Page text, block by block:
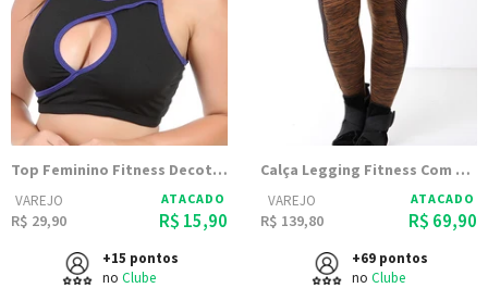
Top Feminino Fitness Decote Suplex 9739
VAREJO
R$ 29,90
ATACADO
R$ 15,90
+15 pontos
no Clube
Calça Legging Fitness Com Tela Marrom
VAREJO
R$ 139,80
ATACADO
R$ 69,90
+69 pontos
no Clube